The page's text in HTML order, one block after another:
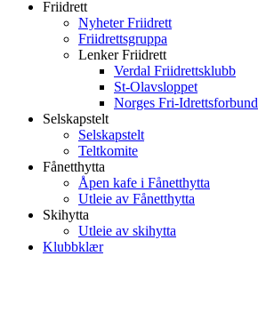
Friidrett
Nyheter Friidrett
Friidrettsgruppa
Lenker Friidrett
Verdal Friidrettsklubb
St-Olavsloppet
Norges Fri-Idrettsforbund
Selskapstelt
Selskapstelt
Teltkomite
Fånetthytta
Åpen kafe i Fånetthytta
Utleie av Fånetthytta
Skihytta
Utleie av skihytta
Klubbklær